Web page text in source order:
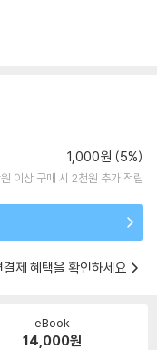
1,000원 (5%)
이상 구매 시 2천원 추가 적립
제 혜택을 확인하세요
eBook
14,000원